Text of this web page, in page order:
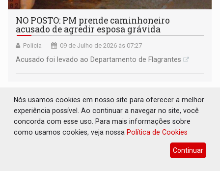
NO POSTO: PM prende caminhoneiro
acusado de agredir esposa grávida
Polícia 09 de Julho de 2026 às 07:27
Acusado foi levado ao Departamento de Flagrantes
Nós usamos cookies em nosso site para oferecer a melhor
experiência possível. Ao continuar a navegar no site, você
concorda com esse uso. Para mais informações sobre
como usamos cookies, veja nossa Política de Cookies
Continuar